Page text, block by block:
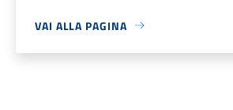
VAI ALLA PAGINA